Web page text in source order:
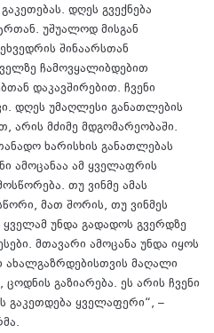
დღეს გვექნება
უშუალოდ მისგან
შინაარსთან
ჩამოვყალიბდებით
დაკავშირებით. ჩვენი
დღეს უმაღლესი განათლების
არის მძიმე მდგომარეობაში.
ხარისხის განათლებას
ამოცანაა ამ ყველაფრის
თუ ვინმე ამას
მათ შორის, თუ ვინმეს
ყველამ უნდა გადადოს გვერდზე
მთავარი ამოცანა უნდა იყოს
მაღალი
გაზიარება. ეს არის ჩვენი
გაკეთდება ყველაფერი“, –